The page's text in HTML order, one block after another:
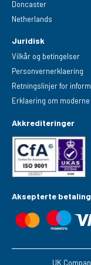
Doncaster
Netherlands
Juridisk
Vilkår og betingelser
Personvernerklaering
Retningslinjer for
Erklaering om
Akkrediteringer
Aksepterte
UK